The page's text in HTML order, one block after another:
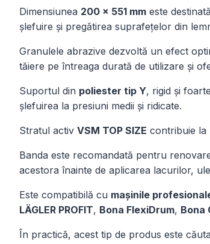
Dimensiunea 200 × 551 mm este
șlefuire și pregătirea suprafețelor din
Granulele abrazive dezvoltă un efect
tăiere pe întreaga durată de utilizare și
Suportul din poliester tip Y, rigid și
șlefuirea la presiuni medii și ridicate.
Stratul activ VSM TOP SIZE contribuie la
Banda este recomandată pentru
acestora înainte de aplicarea lacurilor,
Este compatibilă cu mașinile
LÄGLER PROFIT, Bona FlexiDrum, Bona
În practică, acest tip de produs este